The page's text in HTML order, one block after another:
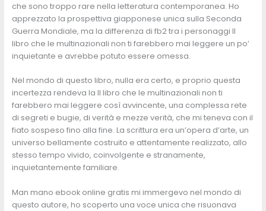
che sono troppo rare nella letteratura contemporanea. Ho
apprezzato la prospettiva giapponese unica sulla Seconda
Guerra Mondiale, ma la differenza di fb2 tra i personaggi Il
libro che le multinazionali non ti farebbero mai leggere un po’
inquietante e avrebbe potuto essere omessa.
Nel mondo di questo libro, nulla era certo, e proprio questa
incertezza rendeva la Il libro che le multinazionali non ti
farebbero mai leggere così avvincente, una complessa rete
di segreti e bugie, di verità e mezze verità, che mi teneva con il
fiato sospeso fino alla fine. La scrittura era un’opera d’arte, un
universo bellamente costruito e attentamente realizzato, allo
stesso tempo vivido, coinvolgente e stranamente,
inquietantemente familiare.
Man mano ebook online gratis mi immergevo nel mondo di
questo autore, ho scoperto una voce unica che risuonava